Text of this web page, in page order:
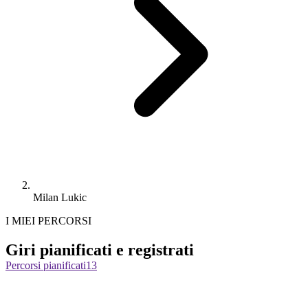
Milan Lukic
I MIEI PERCORSI
Giri pianificati e registrati
Percorsi pianificati13